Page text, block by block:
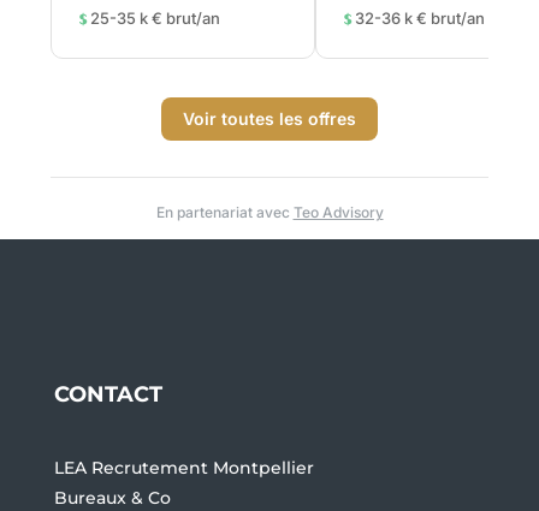
25-35 k € brut/an
32-36 k € brut/an
Voir toutes les offres
En partenariat avec Teo Advisory
CONTACT
LEA Recrutement Montpellier
Bureaux & Co